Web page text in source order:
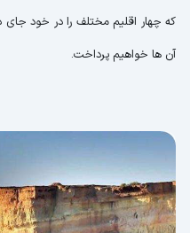
که چهار اقلیم مختلف را در خود جای
آن ها خواهیم پرداخت.